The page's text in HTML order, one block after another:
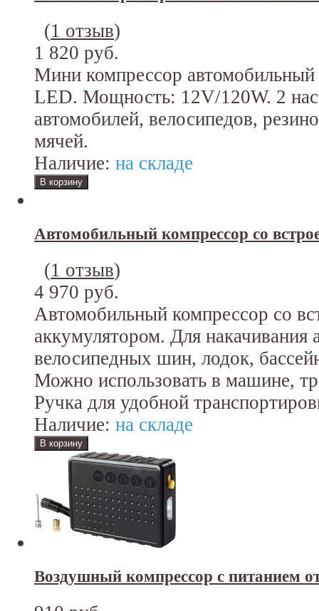
(1 отзыв)
1 820 руб.
Мини компрессор
LED. Мощность: 12V/120W. 2
автомобилей, велосипедов,
мячей.
Наличие: на складе
Автомобильный компрессор со
(1 отзыв)
4 970 руб.
Автомобильный компрессор со
аккумулятором. Для накачивания
велосипедных шин, лодок,
Можно использовать в машине,
Ручка для удобной
Наличие: на складе
Воздушный компрессор с питанием